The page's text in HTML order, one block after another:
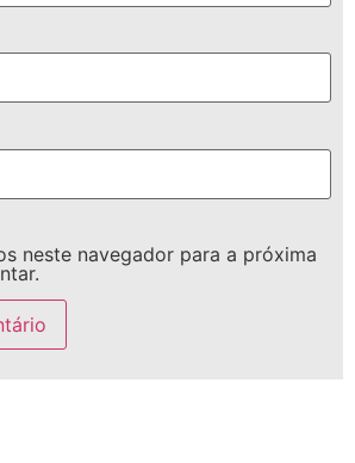
neste navegador para a próxima